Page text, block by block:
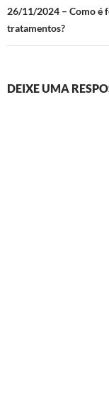
26/11/2024 – Como é
tratamentos?
DEIXE UMA